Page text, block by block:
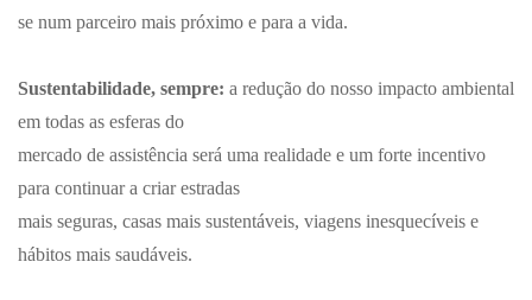
se num parceiro mais próximo e para a vida.
Sustentabilidade, sempre: a redução do nosso impacto ambiental
em todas as esferas do
mercado de assistência será uma realidade e um forte incentivo
para continuar a criar estradas
mais seguras, casas mais sustentáveis, viagens inesquecíveis e
hábitos mais saudáveis.